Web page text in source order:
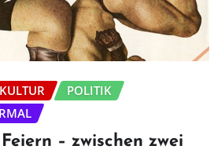
KULTUR
POLITIK
– zwischen zwei